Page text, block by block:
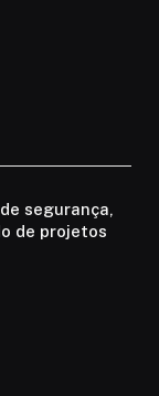
segurança,
de projetos